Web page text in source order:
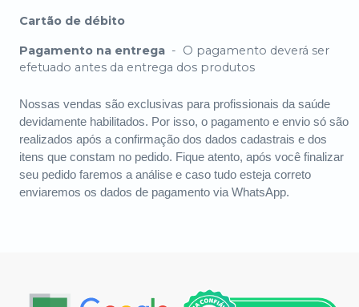
Cartão de débito
Pagamento na entrega - O pagamento deverá ser
efetuado antes da entrega dos produtos
Nossas vendas são exclusivas para profissionais da saúde
devidamente habilitados. Por isso, o pagamento e envio só são
realizados após a confirmação dos dados cadastrais e dos
itens que constam no pedido. Fique atento, após você finalizar
seu pedido faremos a análise e caso tudo esteja correto
enviaremos os dados de pagamento via WhatsApp.